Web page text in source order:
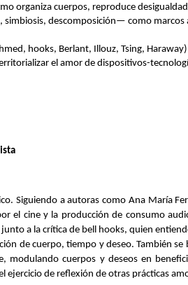
organiza cuerpos, reproduce
descomposición— como
hooks, Berlant, Illouz, Tsing,
el amor de dispositivos-
Siguiendo a autoras como Ana María
el cine y la producción de consumo
a la crítica de bell hooks, quien
de cuerpo, tiempo y deseo. También
cuerpos y deseos en
de reflexión de otras prácticas